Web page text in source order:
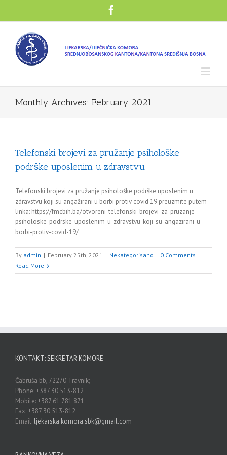
Monthly Archives: February 2021
Telefonski brojevi za pružanje psihološke
podrške uposlenim u zdravstvu
Telefonski brojevi za pružanje psihološke podrške uposlenim u
zdravstvu koji su angažirani u borbi protiv covid 19 preuzmite putem
linka: https://fmcbih.ba/otvoreni-telefonski-brojevi-za-pruzanje-
psiholoske-podrske-uposlenim-u-zdravstvu-koji-su-angazirani-u-
borbi-protiv-covid-19/
By admin | February 25th, 2021 | Nekategorisano | 0 Comments
Read More
KONTAKT: SEKRETAR KOMORE
Čabruša bb, 72270 Travnik;
Phone: +387 30 513-812
Mobile: +387 61 781 871
Fax: +387 30 513-812
Email: ljekarska.komora.sbk@gmail.com